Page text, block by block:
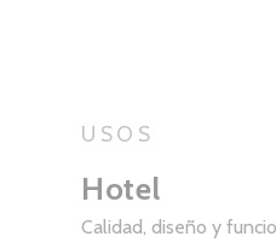
USOS
Hotel
Calidad, diseño y